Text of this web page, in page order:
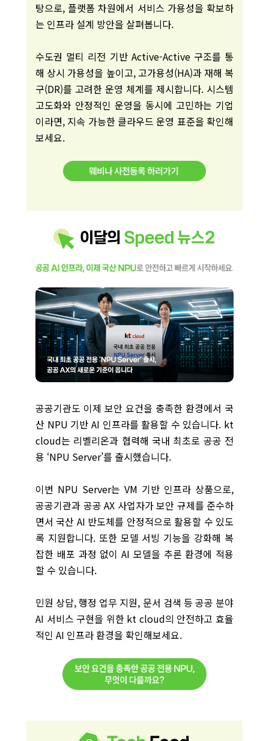
탕으로, 플랫폼 차원에서 서비스 가용성을 확보하
는 인프라 설계 방안을 살펴봅니다.
수도권 멀티 리전 기반 Active-Active 구조를 통
해 상시 가용성을 높이고, 고가용성(HA)과 재해 복
구(DR)를 고려한 운영 체계를 제시합니다. 시스템
고도화와 안정적인 운영을 동시에 고민하는 기업
이라면, 지속 가능한 클라우드 운영 표준을 확인해
보세요.
공공기관도 이제 보안 요건을 충족한 환경에서 국
산 NPU 기반 AI 인프라를 활용할 수 있습니다. kt
cloud는 리벨리온과 협력해 국내 최초로 공공 전
용 ‘NPU Server’를 출시했습니다.
이번 NPU Server는 VM 기반 인프라 상품으로,
공공기관과 공공 AX 사업자가 보안 규제를 준수하
면서 국산 AI 반도체를 안정적으로 활용할 수 있도
록 지원합니다. 또한 모델 서빙 기능을 강화해 복
잡한 배포 과정 없이 AI 모델을 추론 환경에 적용
할 수 있습니다.
민원 상담, 행정 업무 지원, 문서 검색 등 공공 분야
AI 서비스 구현을 위한 kt cloud의 안전하고 효율
적인 AI 인프라 환경을 확인해보세요.